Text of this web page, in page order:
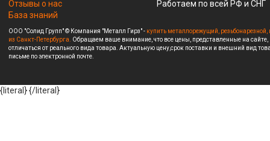
Отзывы о нас
База знаний
Работаем по всей РФ и СНГ
ООО "Солид Групп" © Компания "Металл Гирз" - купить металлорежущий,
из Санкт-Петербурга. Обращаем ваше внимание, что все цены, представленные на
отличаться от реального вида товара. Актуальную цену,срок поставки и внешний вид
письме по электронной почте.
{literal}{/literal}